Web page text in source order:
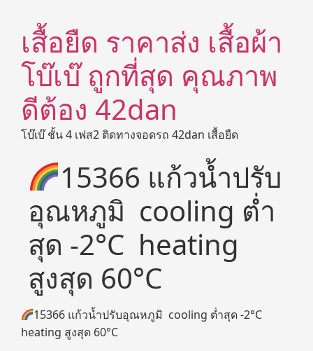
เสื้อยืด ราคาส่ง เสื้อผ้า
โบ๊เบ๊ ถูกที่สุด คุณภาพ
ดีต้อง 42dan
โบ๊เบ๊ ชั้น 4 เฟส2 ติดทางจอดรถ 42dan เสื้อยืด
15366 แก้วน้ำปรับ
อุณหภูมิ cooling ต่ำ
สุด -2°C heating
สูงสุด 60°C
15366 แก้วน้ำปรับอุณหภูมิ cooling ต่ำสุด -2°C
heating สูงสุด 60°C